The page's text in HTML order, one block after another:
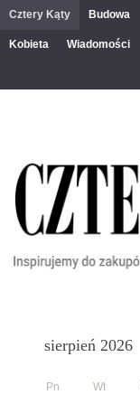
Cztery Kąty Budowa
Kobieta Wiadomości
sierpień 2026
Pn Wt